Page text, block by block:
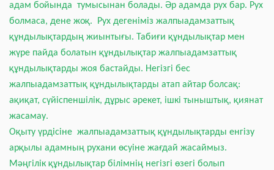
адам бойында тумысынан болады. Әр адамда рух бар. Рух
болмаса, дене жоқ.
Рух дегеніміз жалпыадамзаттық
құндылықтардың жиынтығы. Табиғи құндылықтар мен
жүре пайда болатын құндылықтар жалпыадамзаттық
құндылықтарды жоя бастайды. Негізгі бес
жалпыадамзаттық құндылықтарды атап айтар болсақ:
ақиқат, сүйіспеншілік, дұрыс әрекет, ішкі тыныштық, қиянат
жасамау.
Оқыту үрдісіне жалпыадамзаттық құндылықтарды енгізу
арқылы адамның рухани өсуіне жағдай жасаймыз.
Мәңгілік құндылықтар білімнің негізгі өзегі болып